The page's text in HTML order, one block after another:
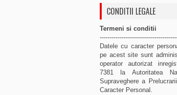
CONDITII LEGALE
Termeni si conditii
Datele cu caracter
pe acest site sunt
operator autorizat
7381 la Autoritatea
Supraveghere a
Caracter Personal.